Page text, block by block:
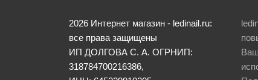
2026 Интернет магазин - ledinail.ru:
все права защищены
ИП ДОЛГОВА С. А. ОГРНИП:
318784700216386,